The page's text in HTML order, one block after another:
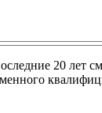
20 лет